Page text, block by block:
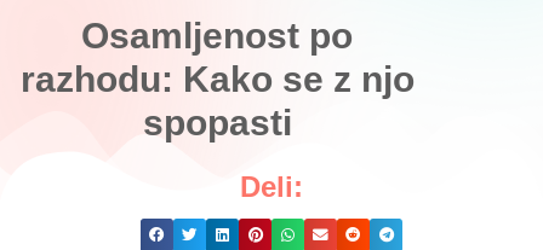
Osamljenost po
razhodu: Kako se z njo
spopasti
Deli: